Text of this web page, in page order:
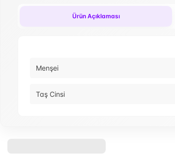
Ürün Açıklaması
Menşei
Taş Cinsi